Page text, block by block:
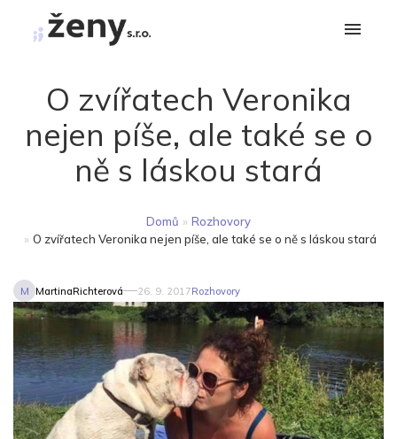
O zvířatech Veronika
nejen píše, ale také se o
ně s láskou stará
Domů » Rozhovory
» O zvířatech Veronika nejen píše, ale také se o ně s láskou stará
M MartinaRichterová 26. 9. 2017Rozhovory